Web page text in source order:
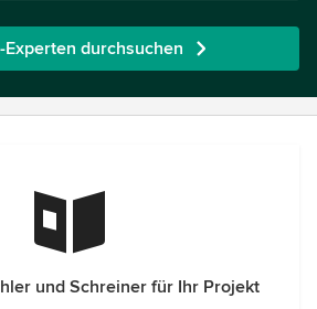
Experten durchsuchen
und Schreiner für Ihr Projekt